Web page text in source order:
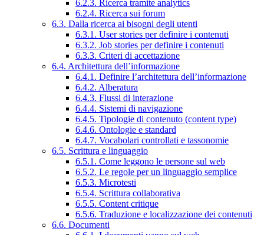
6.2.3. Ricerca tramite analytics
6.2.4. Ricerca sui forum
6.3. Dalla ricerca ai bisogni degli utenti
6.3.1. User stories per definire i contenuti
6.3.2. Job stories per definire i contenuti
6.3.3. Criteri di accettazione
6.4. Architettura dell’informazione
6.4.1. Definire l’architettura dell’informazione
6.4.2. Alberatura
6.4.3. Flussi di interazione
6.4.4. Sistemi di navigazione
6.4.5. Tipologie di contenuto (content type)
6.4.6. Ontologie e standard
6.4.7. Vocabolari controllati e tassonomie
6.5. Scrittura e linguaggio
6.5.1. Come leggono le persone sul web
6.5.2. Le regole per un linguaggio semplice
6.5.3. Microtesti
6.5.4. Scrittura collaborativa
6.5.5. Content critique
6.5.6. Traduzione e localizzazione dei contenuti
6.6. Documenti